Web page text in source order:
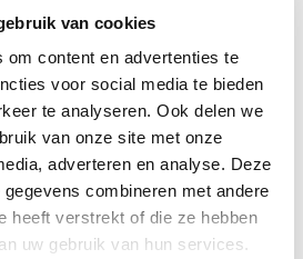
van cookies
om content en advertenties te
voor social media te bieden
te analyseren. Ook delen we
van onze site met onze
adverteren en analyse. Deze
combineren met andere
heeft verstrekt of die ze hebben
uw gebruik van hun services.
5.0
star
rating
1 Beoordeling
Leem Shampoo 1000 ml
27,95 € 26,55